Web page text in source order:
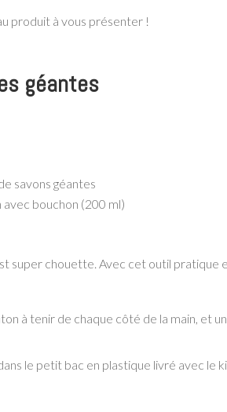
produit à vous présenter !
géantes
savons géantes
avec bouchon (200 ml)
super chouette. Avec cet outil pratique
à tenir de chaque côté de la main, et
le petit bac en plastique livré avec le